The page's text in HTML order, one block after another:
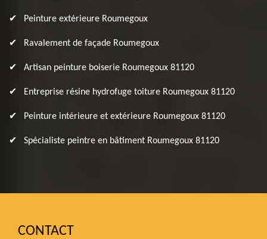
Peinture extérieure Roumegoux
Ravalement de façade Roumegoux
Artisan peinture boiserie Roumegoux 81120
Entreprise résine hydrofuge toiture Roumegoux 81120
Peinture intérieure et extérieure Roumegoux 81120
Spécialiste peintre en bâtiment Roumegoux 81120
CONTACT